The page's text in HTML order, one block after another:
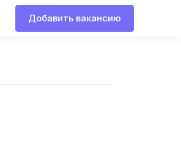
Добавить вакансию